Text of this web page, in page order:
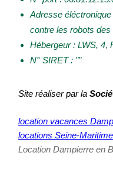
Adresse
contre les robots
Hébergeur : LWS, 4,
N° SIRET : ""
Site réaliser par la
location vacances
locations Seine-Maritime
Location Dampierre en